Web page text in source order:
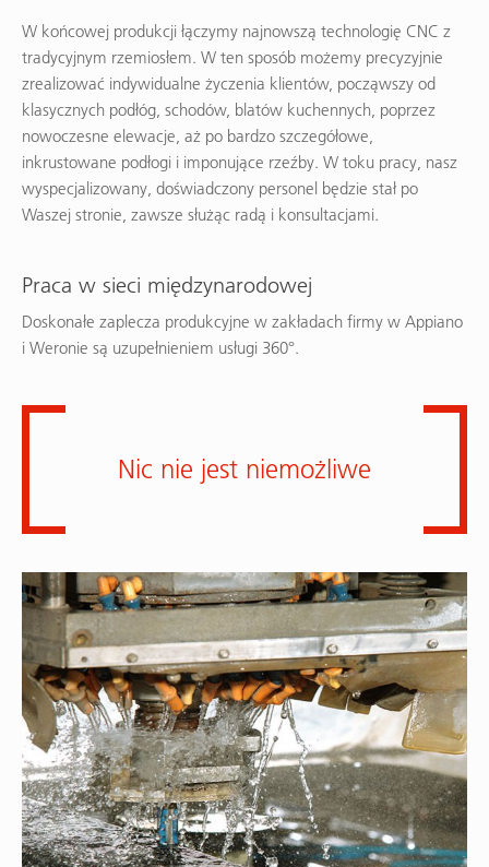
W końcowej produkcji łączymy najnowszą technologię CNC z
tradycyjnym rzemiosłem. W ten sposób możemy precyzyjnie
zrealizować indywidualne życzenia klientów, począwszy od
klasycznych podłóg, schodów, blatów kuchennych, poprzez
nowoczesne elewacje, aż po bardzo szczegółowe,
inkrustowane podłogi i imponujące rzeźby. W toku pracy, nasz
wyspecjalizowany, doświadczony personel będzie stał po
Waszej stronie, zawsze służąc radą i konsultacjami.
Praca w sieci międzynarodowej
Doskonałe zaplecza produkcyjne w zakładach firmy w Appiano
i Weronie są uzupełnieniem usługi 360°.
Nic nie jest niemożliwe